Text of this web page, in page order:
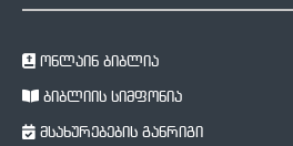
ონლაინ ბიბლია
ბიბლიის სიმფონია
მსახურებების განრიგი